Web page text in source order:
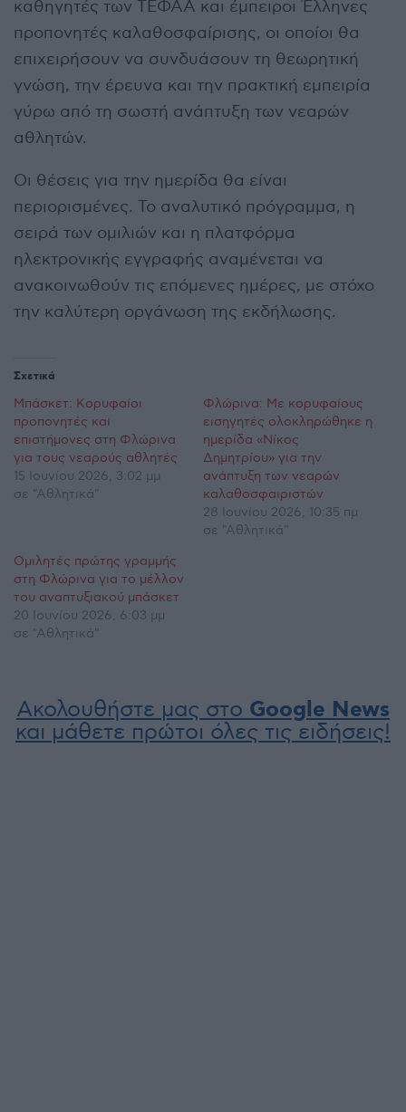
καθηγητές των ΤΕΦΑΑ και έμπειροι Έλληνες
προπονητές καλαθοσφαίρισης, οι οποίοι θα
επιχειρήσουν να συνδυάσουν τη θεωρητική
γνώση, την έρευνα και την πρακτική εμπειρία
γύρω από τη σωστή ανάπτυξη των νεαρών
αθλητών.
Οι θέσεις για την ημερίδα θα είναι
περιορισμένες. Το αναλυτικό πρόγραμμα, η
σειρά των ομιλιών και η πλατφόρμα
ηλεκτρονικής εγγραφής αναμένεται να
ανακοινωθούν τις επόμενες ημέρες, με στόχο
την καλύτερη οργάνωση της εκδήλωσης.
Σχετικά
Μπάσκετ: Κορυφαίοι
προπονητές και
επιστήμονες στη Φλώρινα
για τους νεαρούς αθλητές
15 Ιουνίου 2026, 3:02 μμ
σε "Αθλητικά"
Φλώρινα: Με κορυφαίους
εισηγητές ολοκληρώθηκε η
ημερίδα «Νίκος
Δημητρίου» για την
ανάπτυξη των νεαρών
καλαθοσφαιριστών
28 Ιουνίου 2026, 10:35 πμ
σε "Αθλητικά"
Ομιλητές πρώτης γραμμής
στη Φλώρινα για το μέλλον
του αναπτυξιακού μπάσκετ
20 Ιουνίου 2026, 6:03 μμ
σε "Αθλητικά"
Ακολουθήστε μας στο Google News
και μάθετε πρώτοι όλες τις ειδήσεις!